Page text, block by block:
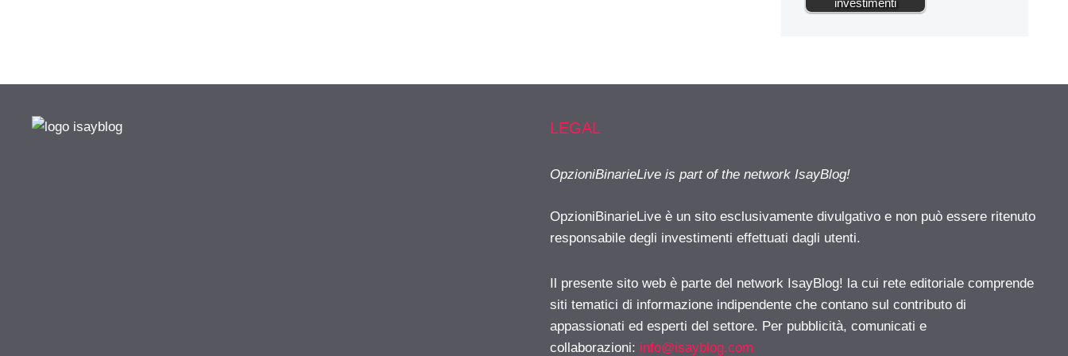
investimenti
LEGAL
OpzioniBinarieLive is part of the network IsayBlog!
OpzioniBinarieLive è un sito esclusivamente divulgativo e non può essere ritenuto
responsabile degli investimenti effettuati dagli utenti.
Il presente sito web è parte del network IsayBlog! la cui rete editoriale comprende
siti tematici di informazione indipendente che contano sul contributo di
appassionati ed esperti del settore. Per pubblicità, comunicati e
collaborazioni: info@isayblog.com